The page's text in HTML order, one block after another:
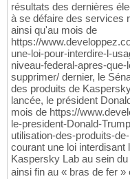
résultats des dernières
à se défaire des services
ainsi qu'au mois de
https://
une-loi-pour-interdire-l-
niveau-federal-apres-
supprimer/ dernier, le
des produits de
lancée, le président
mois de https://
le-president-Donald-
utilisation-des-produits-
courant une loi interdisant
Kaspersky Lab au sein
ainsi fin au « bras de fer »